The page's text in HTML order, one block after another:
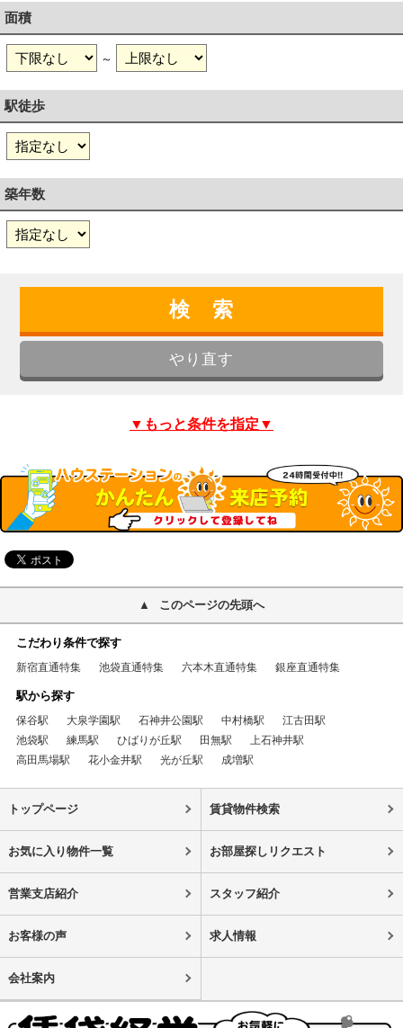
面積
～
駅徒歩
築年数
▼もっと条件を指定▼
このページの先頭へ
こだわり条件で探す
新宿直通特集 池袋直通特集 六本木直通特集 銀座直通特集
駅から探す
保谷駅 大泉学園駅 石神井公園駅 中村橋駅
江古田駅
池袋駅
練馬駅 ひばりが丘駅 田無駅
上石神井駅
高田馬場駅
花小金井駅 光が丘駅 成増駅
トップページ 賃貸物件検索
お気に入り物件一覧 お部屋探しリクエスト
営業支店紹介 スタッフ紹介
お客様の声 求人情報
会社案内